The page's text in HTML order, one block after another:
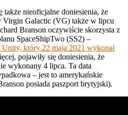
także nieoficjalne doniesienia, że
Virgin Galactic (VG) także w lipcu
Branson oczywiście skorzysta z
SpaceShipTwo (SS2) –
który 22 maja 2021 wykonał
pojawiły się doniesienia, że
wykonany 4 lipca. Ta data
– jest to amerykańskie
posiada paszport brytyjski).